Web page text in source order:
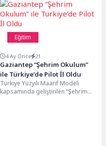
Eğitim
4 Ay Önce 21
Gaziantep “Şehrim Okulum”
ile Türkiye’de Pilot İl Oldu
Türkiye Yüzyılı Maarif Modeli
kapsamında geliştirilen “Şehrim